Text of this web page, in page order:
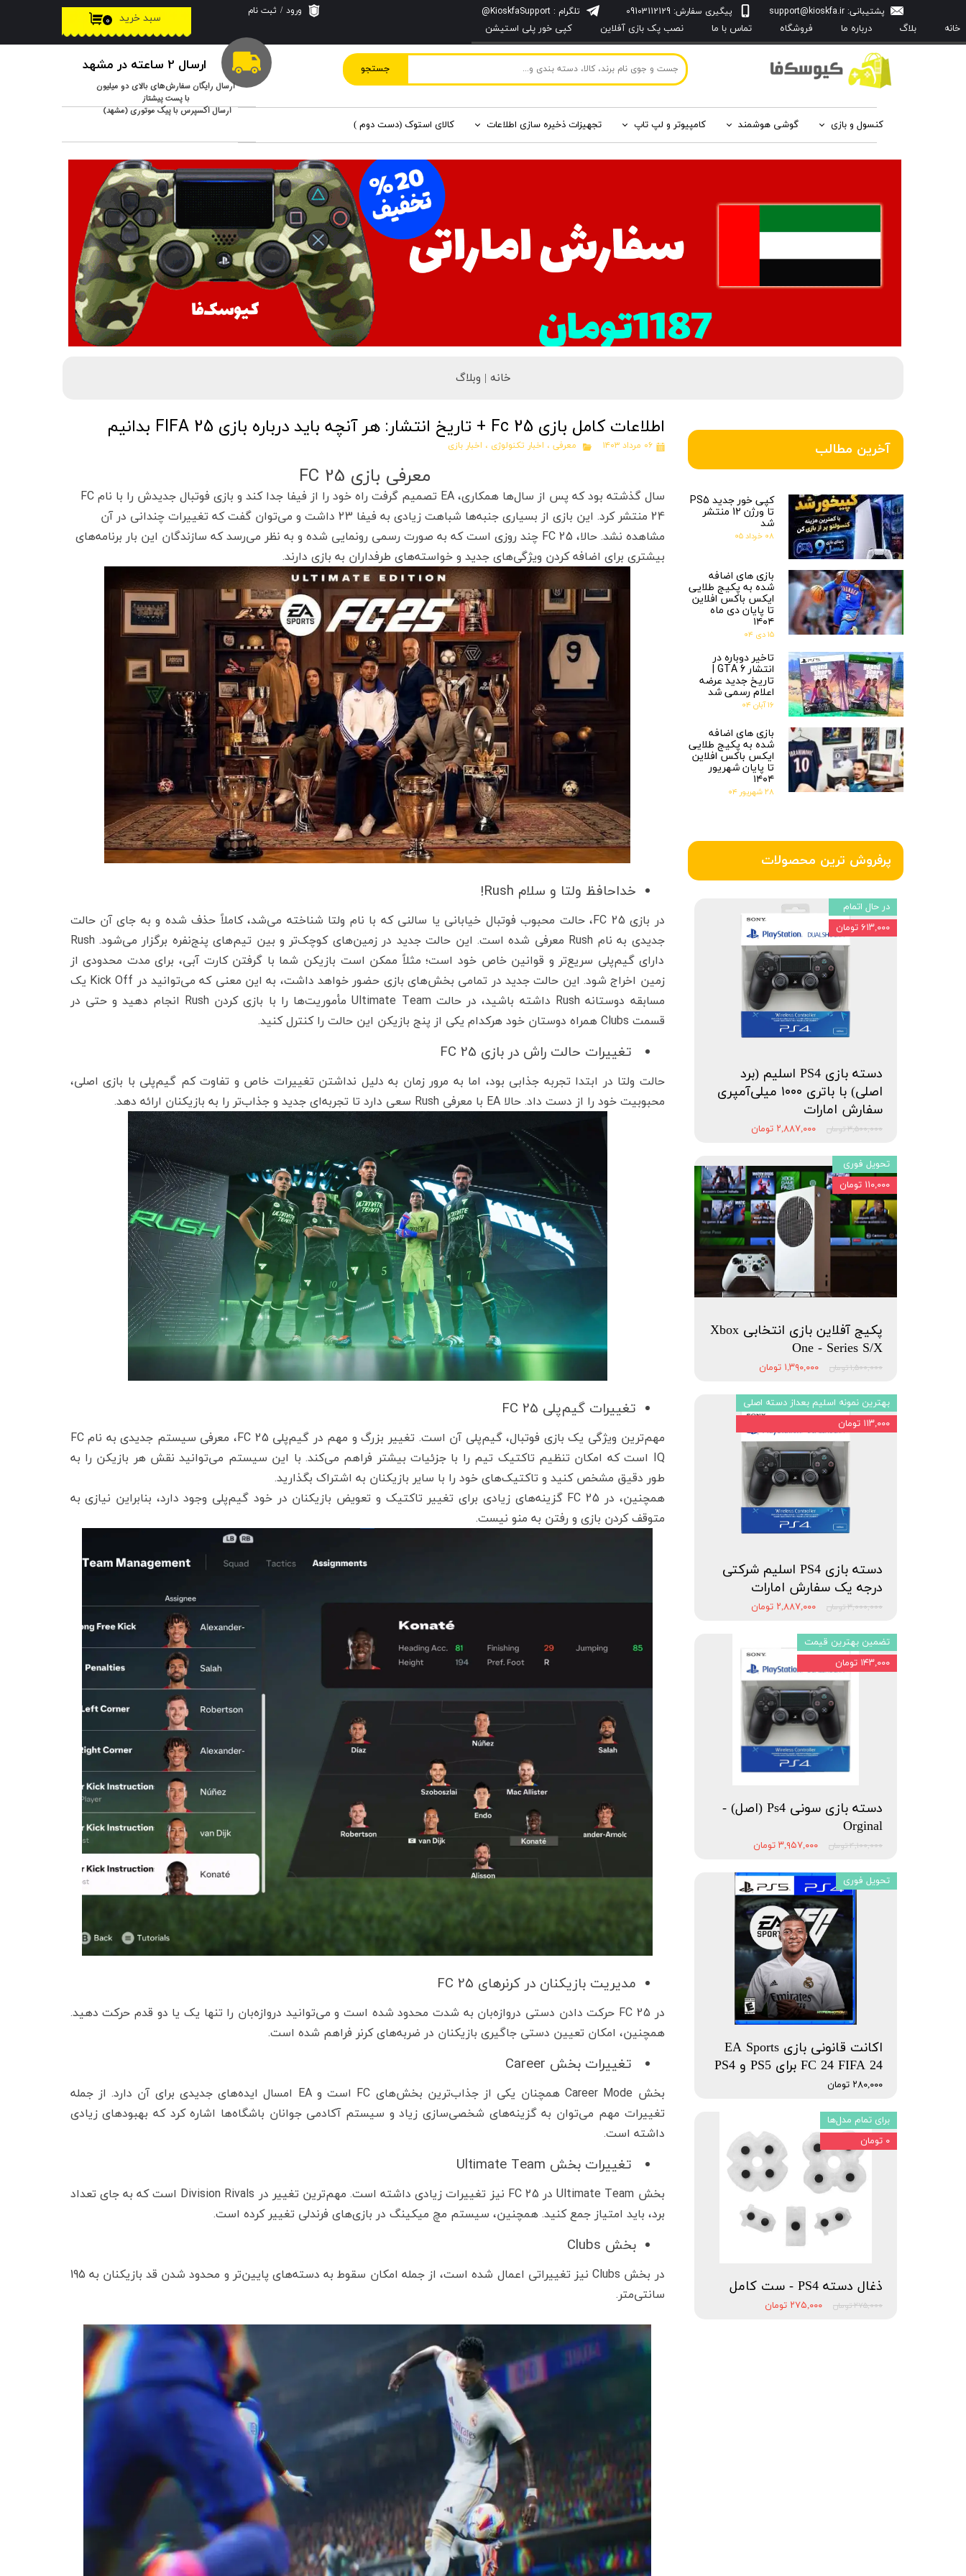
جستجو
ارسال رایگان سفارش‌های بالای دو میلیون
با پست پیشتاز
ارسال اکسپرس با پیک موتوری (مشهد)
ارسال 2 ساعته در مشهد
پشتیبانی:support@kioskfa.ir پیگیری سفارش: 09103112129
۰ سبد خرید
ورود / ثبت نام
تغییر گذر واژه
سفارشات
خروج از حساب
خانه بلاگ درباره‌ ما فروشگاه تماس با ما نصب پک بازی آفلاین کپی خور پلی استیشن
تلگرام : KioskfaSupport@
کنسول و بازی گوشی هوشمند کامپیوتر و لپ تاپ تجهیزات ذخیره سازی اطلاعات کالای استوک (دست دوم )
خانه | وبلاگ
اطلاعات کامل بازی Fc 25 + تاریخ انتشار: هر آنچه باید درباره بازی FIFA 25 بدانیم
۰۶ مرداد ۱۴۰۳ معرفی ، اخبار تکنولوژی ، اخبار بازی
معرفی بازی FC 25
سال گذشته بود که پس از سال‌ها همکاری، EA تصمیم گرفت راه خود را از فیفا جدا کند و بازی فوتبال جدیدش را با نام FC
24 منتشر کرد. این بازی از بسیاری جنبه‌ها شباهت زیادی به فیفا 23 داشت و می‌توان گفت که تغییرات چندانی در آن
مشاهده نشد. حالا، FC 25 چند روزی است که به صورت رسمی رونمایی شده و به نظر می‌رسد که سازندگان این بار برنامه‌های
بیشتری برای اضافه کردن ویژگی‌های جدید و خواسته‌های طرفداران به بازی دارند.
خداحافظ ولتا و سلام Rush!
در بازی FC 25، حالت محبوب فوتبال خیابانی یا سالنی که با نام ولتا شناخته می‌شد، کاملاً حذف شده و به جای آن حالت
جدیدی به نام Rush معرفی شده است. این حالت جدید در زمین‌های کوچک‌تر و بین تیم‌های پنج‌نفره برگزار می‌شود. Rush
دارای گیم‌پلی سریع‌تر و قوانین خاص خود است؛ مثلاً ممکن است بازیکن شما با گرفتن کارت آبی، برای مدت محدودی از
زمین اخراج شود. این حالت جدید در تمامی بخش‌های بازی حضور خواهد داشت، به این معنی که می‌توانید در Kick Off یک
مسابقه دوستانه Rush داشته باشید، در حالت Ultimate Team مأموریت‌ها را با بازی کردن Rush انجام دهید و حتی در
قسمت Clubs همراه دوستان خود هرکدام یکی از پنج بازیکن این حالت را کنترل کنید.
تغییرات حالت راش در بازی FC 25
حالت ولتا در ابتدا تجربه جذابی بود، اما به مرور زمان به دلیل نداشتن تغییرات خاص و تفاوت کم گیم‌پلی با بازی اصلی،
محبوبیت خود را از دست داد. حالا EA با معرفی Rush سعی دارد تا تجربه‌ای جدید و جذاب‌تر را به بازیکنان ارائه دهد.
تغییرات گیم‌پلی FC 25
مهم‌ترین ویژگی یک بازی فوتبال، گیم‌پلی آن است. تغییر بزرگ و مهم در گیم‌پلی FC 25، معرفی سیستم جدیدی به نام FC
IQ است که امکان تنظیم تاکتیک تیم را با جزئیات بیشتر فراهم می‌کند. با این سیستم می‌توانید نقش هر بازیکن را به
طور دقیق مشخص کنید و تاکتیک‌های خود را با سایر بازیکنان به اشتراک بگذارید.
همچنین، در FC 25 گزینه‌های زیادی برای تغییر تاکتیک و تعویض بازیکنان در خود گیم‌پلی وجود دارد، بنابراین نیازی به
متوقف کردن بازی و رفتن به منو نیست.
مدیریت بازیکنان در کرنرهای FC 25
در FC 25 حرکت دادن دستی دروازه‌بان به شدت محدود شده است و می‌توانید دروازه‌بان را تنها یک یا دو قدم حرکت دهید.
همچنین، امکان تعیین دستی جاگیری بازیکنان در ضربه‌های کرنر فراهم شده است.
تغییرات بخش Career
بخش Career Mode همچنان یکی از جذاب‌ترین بخش‌های FC است و EA امسال ایده‌های جدیدی برای آن دارد. از جمله
تغییرات مهم می‌توان به گزینه‌های شخصی‌سازی زیاد و سیستم آکادمی جوانان باشگاه‌ها اشاره کرد که بهبودهای زیادی
داشته است.
تغییرات بخش Ultimate Team
بخش Ultimate Team در FC 25 نیز تغییرات زیادی داشته است. مهم‌ترین تغییر در Division Rivals است که به جای تعداد
برد، باید امتیاز جمع کنید. همچنین، سیستم مچ میکینگ در بازی‌های فرندلی تغییر کرده است.
بخش Clubs
در بخش Clubs نیز تغییراتی اعمال شده است، از جمله امکان سقوط به دسته‌های پایین‌تر و محدود شدن قد بازیکنان به 195
سانتی‌متر.
دسته بازی PS4 اسلیم (برد
اصلی) با باتری ۱۰۰۰ میلی‌آمپری
سفارش امارات
۳,۵۰۰,۰۰۰ تومان ۲,۸۸۷,۰۰۰ تومان
در حال اتمام
۶۱۳,۰۰۰ تومان
پکیج آفلاین بازی انتخابی Xbox
One - Series S/X
۱,۵۰۰,۰۰۰ تومان ۱,۳۹۰,۰۰۰ تومان
تحویل فوری
۱۱۰,۰۰۰ تومان
دسته بازی PS4 اسلیم شرکتی
درجه یک سفارش امارات
۳,۰۰۰,۰۰۰ تومان ۲,۸۸۷,۰۰۰ تومان
بهترین نمونه اسلیم بعداز دسته اصلی
۱۱۳,۰۰۰ تومان
دسته بازی سونی Ps4 (اصل) -
Orginal
۴,۱۰۰,۰۰۰ تومان ۳,۹۵۷,۰۰۰ تومان
تضمین بهترین قیمت
۱۴۳,۰۰۰ تومان
اکانت قانونی بازی EA Sports
FC 24 FIFA 24 برای PS5 و PS4
۲۸۰,۰۰۰ تومان
تحویل فوری
ذغال دسته PS4 - ست کامل
۲۷۵,۰۰۰ تومان ۲۷۵,۰۰۰ تومان
برای تمام مدل‌ها
۰ تومان
پرفروش ترین محصولات
آخرین مطالب
کپی خور جدید PS5
تا ورژن 12 منتشر
شد
۰۸ خرداد ۰۵
بازی های اضافه
شده به پکیج طلایی
ایکس باکس افلاین
تا پایان دی ماه
۱۴۰۴
۱۵ دی ۰۴
تاخیر دوباره در
انتشار GTA 6 |
تاریخ جدید عرضه
اعلام رسمی شد
۱۶ آبان ۰۴
بازی های اضافه
شده به پکیج طلایی
ایکس باکس افلاین
تا پایان شهریور
۱۴۰۴
۲۸ شهریور ۰۴